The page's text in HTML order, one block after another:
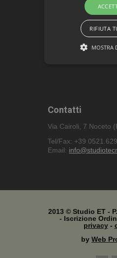
multidisciplinare
progettazione
possibilità della
processo edilizio,
strutturale, alla
Contatti
Via Cairoli, 7 Noceto
Tel/Fax: +39
Email:
2013 © Studio ET -
- Iscrizione
privacy-
by Web
RIFIUTA
MOSTRA
Strettamente
I cookie strettamente
consentono
principale come
la gestione